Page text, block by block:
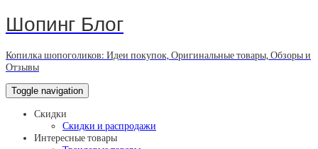
Шопинг Блог
Копилка шопоголиков: Идеи покупок, Оригинальные товары, Обзоры и
Отзывы
Toggle navigation
Скидки
Скидки и распродажи
Интересные товары